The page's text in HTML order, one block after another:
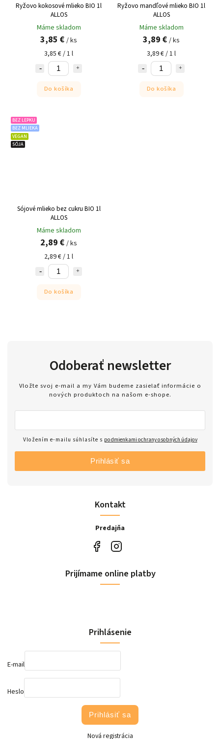
Ryžovo kokosové mlieko BIO 1l
ALLOS
Máme skladom
3,85 € / ks
3,85 € / 1 l
Do košíka
Ryžovo mandľové mlieko BIO 1l
ALLOS
Máme skladom
3,89 € / ks
3,89 € / 1 l
Do košíka
BEZ LEPKU
BEZ MLIEKA
VEGAN
SÓJA
Sójové mlieko bez cukru BIO 1l
ALLOS
Máme skladom
2,89 € / ks
2,89 € / 1 l
Do košíka
Kontakt
Predajňa
Odoberať newsletter
Vložte svoj e-mail a my Vám budeme zasielať informácie o
nových produktoch na našom e-shope.
Vložením e-mailu súhlasíte s podmienkami ochrany osobných údajov
Prihlásiť sa
Prijímame online platby
Prihlásenie
E-mail
Heslo
Prihlásiť sa
Nová registrácia